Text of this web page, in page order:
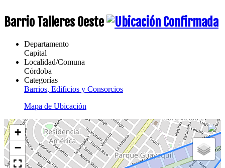
Barrio Talleres Oeste
Departamento
Capital
Localidad/Comuna
Córdoba
Categorías
Barrios, Edificios y Consorcios
Mapa de Ubicación
+
−